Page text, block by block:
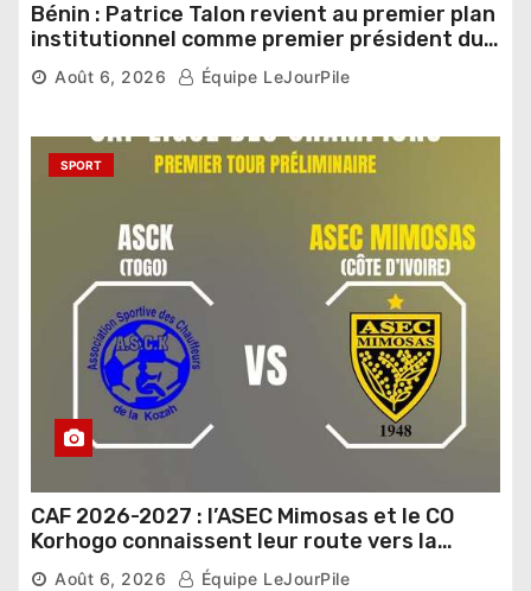
Bénin : Patrice Talon revient au premier plan
institutionnel comme premier président du
Sénat
Août 6, 2026 Équipe LeJourPile
SPORT
CAF 2026-2027 : l’ASEC Mimosas et le CO
Korhogo connaissent leur route vers la
phase de groupes
Août 6, 2026 Équipe LeJourPile